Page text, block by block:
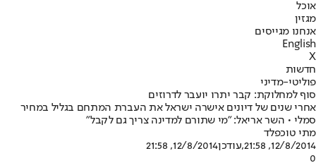
אוכל
מגזין
אנחנו מגייסים
English
X
חדשות
פוליטי-מדיני
סוף למחלוקת: קבר יתרו יועבר לדרוזים
אחרי שנים של דיונים אישרה ישראל את העברת המתחם בגליל במחיר
סמלי • השר אריאל: "מי שתורם למדינה צריך גם לקבל"
מתי טוכפלד
12/8/2014, 21:58
,עודכן12/8/2014, 21:58
0